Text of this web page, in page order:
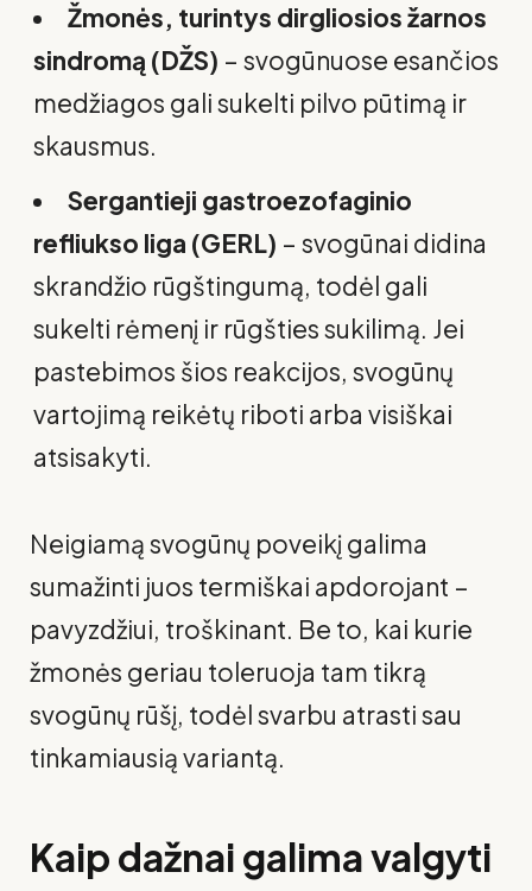
Žmonės, turintys dirgliosios žarnos
sindromą (DŽS) – svogūnuose esančios
medžiagos gali sukelti pilvo pūtimą ir
skausmus.
Sergantieji gastroezofaginio
refliukso liga (GERL) – svogūnai didina
skrandžio rūgštingumą, todėl gali
sukelti rėmenį ir rūgšties sukilimą. Jei
pastebimos šios reakcijos, svogūnų
vartojimą reikėtų riboti arba visiškai
atsisakyti.
Neigiamą svogūnų poveikį galima
sumažinti juos termiškai apdorojant –
pavyzdžiui, troškinant. Be to, kai kurie
žmonės geriau toleruoja tam tikrą
svogūnų rūšį, todėl svarbu atrasti sau
tinkamiausią variantą.
Kaip dažnai galima valgyti